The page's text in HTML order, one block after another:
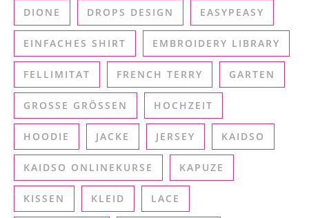
DIONE DROPS DESIGN EASYPEASY
EINFACHES SHIRT EMBROIDERY LIBRARY
FELLIMITAT FRENCH TERRY GARTEN
GROSSE GRÖSSEN HOCHZEIT
HOODIE JACKE JERSEY KAIDSO
KAIDSO ONLINEKURSE KAPUZE
KISSEN KLEID LACE